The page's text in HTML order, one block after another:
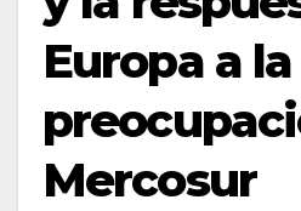
Europa a
Mercosur